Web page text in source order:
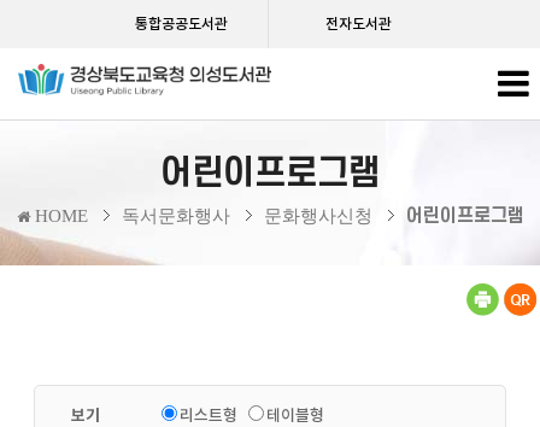
통합공공도서관 전자도서관
어린이프로그램
HOME 독서문화행사 문화행사신청 어린이프로그램
보기 리스트형
테이블형